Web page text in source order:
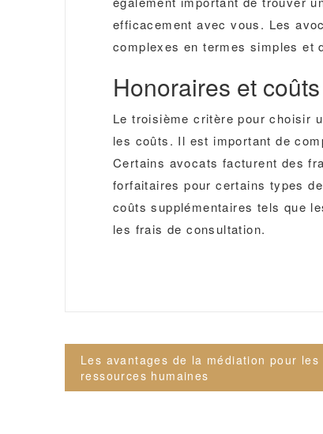
efficacement avec vous. Les
complexes en termes simples et
Honoraires et coûts
Le troisième critère pour choisir
les coûts. Il est important de
Certains avocats facturent des
forfaitaires pour certains types
coûts supplémentaires tels que
les frais de consultation.
Navigation
de
Les avantages de la médiation pour les
ressources humaines